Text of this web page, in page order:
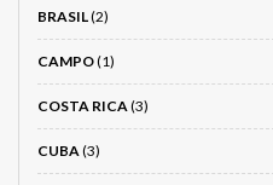
BRASIL(2)
CAMPO(1)
COSTA RICA(3)
CUBA(3)